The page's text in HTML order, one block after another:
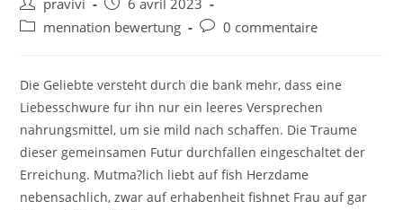
Auteur/autrice
de
pravivi
Post
published:
6 avril 2023
Postmennation bewertung
Post0 commentaire
Die Geliebte versteht durch die bank mehr, dass eine
Liebesschwure fur ihn nur ein leeres Versprechen
nahrungsmittel, um sie mild nach schaffen. Die Traume
dieser gemeinsamen Futur durchfallen eingeschaltet der
Erreichung. Mutma?lich liebt auf fish Herzdame
nebensachlich, zwar auf erhabenheit fishnet Frau auf gar